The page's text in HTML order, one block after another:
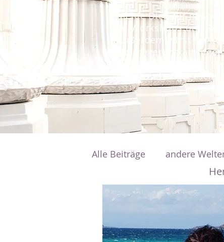
Melde Dich für
zu Workshops und
Außerdem wirst Du
wieder gibt es auch
Alle Beiträge andere
Energien allgemein
Bewusstsein